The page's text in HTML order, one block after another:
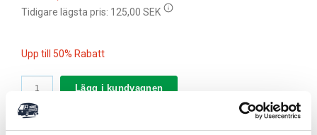
Tidigare lägsta pris: 125,00 SEK
Upp till 50% Rabatt
Lägg i kundvagnen